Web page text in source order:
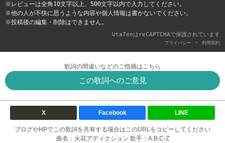
※レビューは全角10文字以上、500文字以内で入力してください。
※他の人が不快に思うような内容や個人情報は書かないでください。
※投稿後の編集・削除はできません。
UtaTenはreCAPTCHAで保護されています
プライバシー - 利用契約
歌詞の間違いなどのご指摘はこちら
この歌詞へのご意見
X Facebook LINE
ブログやHPでこの歌詞を共有する場合はこのURLをコピーしてください
曲名：火花アディクション 歌手：A.B.C-Z